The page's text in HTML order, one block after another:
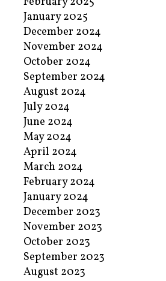
January 2025
December 2024
November 2024
October 2024
September 2024
August 2024
July 2024
June 2024
May 2024
April 2024
March 2024
February 2024
January 2024
December 2023
November 2023
October 2023
September 2023
August 2023